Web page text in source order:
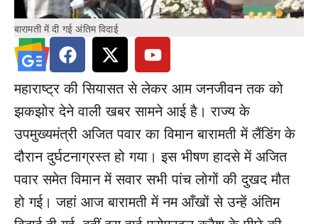
बारामती में दी गई अंतिम विदाई
महाराष्ट्र की सियासत से लेकर आम जनजीवन तक को
झकझोर देने वाली खबर सामने आई है। राज्य के
उपमुख्यमंत्री अजित पवार का विमान बारामती में लैंडिंग के
दौरान दुर्घटनाग्रस्त हो गया। इस भीषण हादसे में अजित
पवार समेत विमान में सवार सभी पांच लोगों की दुखद मौत
हो गई। जहां आज बारामती में नम आँखों से उन्हें अंतिम